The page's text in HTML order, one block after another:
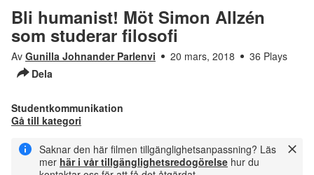
Bli humanist! Möt Simon Allzén
som studerar filosofi
Av Gunilla Johnander Parlenvi 20 mars, 2018
36 Plays
Dela
Studentkommunikation
Gå till kategori
Saknar den här filmen tillgänglighetsanpassning? Läs
mer här i vår tillgänglighetsredogörelse hur du